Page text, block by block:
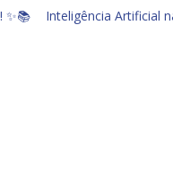
✨📚 Inteligência Artificial